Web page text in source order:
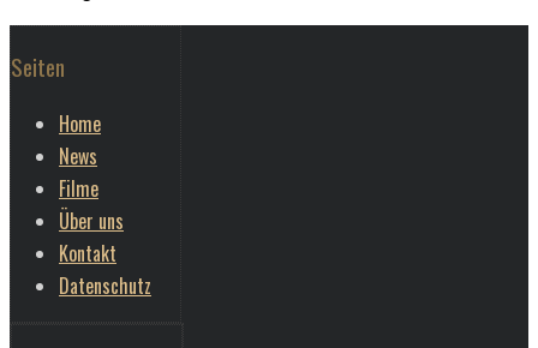
Seiten
Home
News
Filme
Über uns
Kontakt
Datenschutz